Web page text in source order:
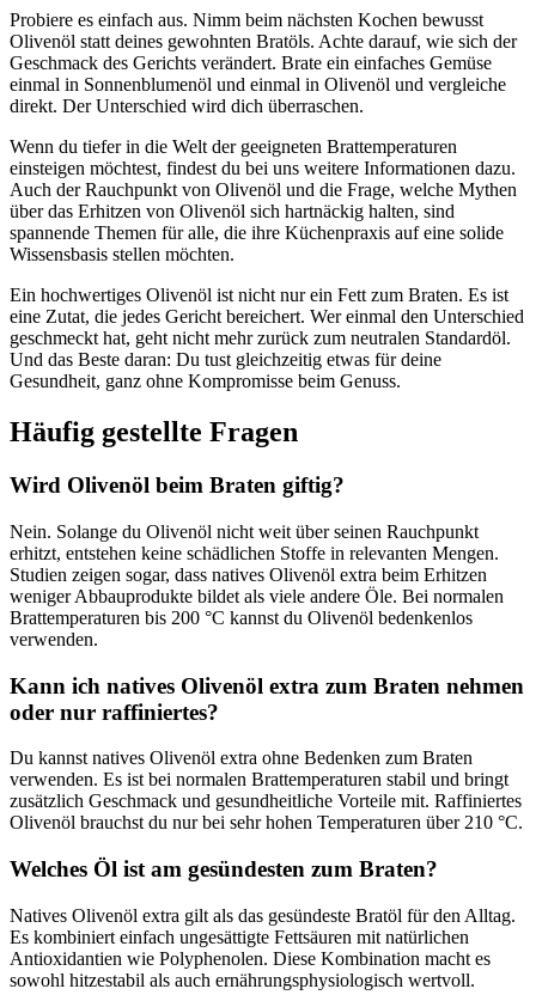
Probiere es einfach aus. Nimm beim nächsten Kochen bewusst
Olivenöl statt deines gewohnten Bratöls. Achte darauf, wie sich der
Geschmack des Gerichts verändert. Brate ein einfaches Gemüse
einmal in Sonnenblumenöl und einmal in Olivenöl und vergleiche
direkt. Der Unterschied wird dich überraschen.
Wenn du tiefer in die Welt der geeigneten Brattemperaturen
einsteigen möchtest, findest du bei uns weitere Informationen dazu.
Auch der Rauchpunkt von Olivenöl und die Frage, welche Mythen
über das Erhitzen von Olivenöl sich hartnäckig halten, sind
spannende Themen für alle, die ihre Küchenpraxis auf eine solide
Wissensbasis stellen möchten.
Ein hochwertiges Olivenöl ist nicht nur ein Fett zum Braten. Es ist
eine Zutat, die jedes Gericht bereichert. Wer einmal den Unterschied
geschmeckt hat, geht nicht mehr zurück zum neutralen Standardöl.
Und das Beste daran: Du tust gleichzeitig etwas für deine
Gesundheit, ganz ohne Kompromisse beim Genuss.
Häufig gestellte Fragen
Wird Olivenöl beim Braten giftig?
Nein. Solange du Olivenöl nicht weit über seinen Rauchpunkt
erhitzt, entstehen keine schädlichen Stoffe in relevanten Mengen.
Studien zeigen sogar, dass natives Olivenöl extra beim Erhitzen
weniger Abbauprodukte bildet als viele andere Öle. Bei normalen
Brattemperaturen bis 200 °C kannst du Olivenöl bedenkenlos
verwenden.
Kann ich natives Olivenöl extra zum Braten nehmen
oder nur raffiniertes?
Du kannst natives Olivenöl extra ohne Bedenken zum Braten
verwenden. Es ist bei normalen Brattemperaturen stabil und bringt
zusätzlich Geschmack und gesundheitliche Vorteile mit. Raffiniertes
Olivenöl brauchst du nur bei sehr hohen Temperaturen über 210 °C.
Welches Öl ist am gesündesten zum Braten?
Natives Olivenöl extra gilt als das gesündeste Bratöl für den Alltag.
Es kombiniert einfach ungesättigte Fettsäuren mit natürlichen
Antioxidantien wie Polyphenolen. Diese Kombination macht es
sowohl hitzestabil als auch ernährungsphysiologisch wertvoll.